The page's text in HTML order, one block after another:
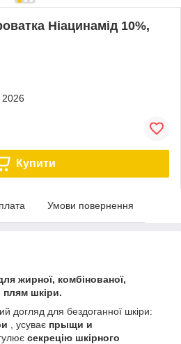
Ніацинамід 10%,
Купити
Умови повернення
жирної, комбінованої,
плям шкіри.
догляд для бездоганної шкіри:
, усуває прыщи и
секрецію шкірного